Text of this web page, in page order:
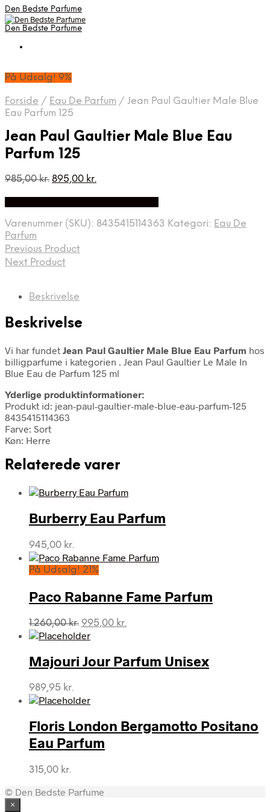
Den Bedste Parfume
Den Bedste Parfume
På Udsalg! 9%
Forside / Eau De Parfum / Jean Paul Gaultier Male Blue
Eau Parfum 125
Jean Paul Gaultier Male Blue Eau
Parfum 125
985,00kr. Den
985,00 kr..
895,00 kr.Den
895,00 kr..
Varenummer (SKU): 8435415114363 Kategori: Eau De
Parfum
Previous Product
Next Product
Beskrivelse
Beskrivelse
Vi har fundet Jean Paul Gaultier Male Blue Eau Parfum hos
billigparfume i kategorien . Jean Paul Gaultier Le Male In
Blue Eau de Parfum 125 ml
Yderlige produktinformationer:
Produkt id: jean-paul-gaultier-male-blue-eau-parfum-125
8435415114363
Farve: Sort
Køn: Herre
Relaterede varer
Burberry Eau Parfum
945,00 kr.
På Udsalg! 21%
Paco Rabanne Fame Parfum
1.260,00kr. Den
oprindelige
var:
1.260,00 kr..
995,00 kr.
er:
995,00 kr..
Majouri Jour Parfum Unisex
989,95 kr.
Floris London Bergamotto Positano
Eau Parfum
315,00 kr.
© Den Bedste Parfume
×